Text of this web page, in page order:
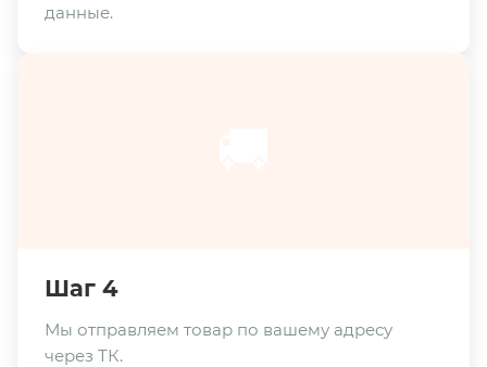
данные.
Шаг 4
Мы отправляем товар по вашему адресу
через ТК.